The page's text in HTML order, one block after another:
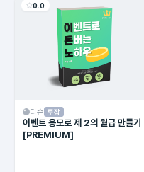
0.0
디슨 투잡
이벤트 응모로 제 2의 월급 만들기
[PREMIUM]